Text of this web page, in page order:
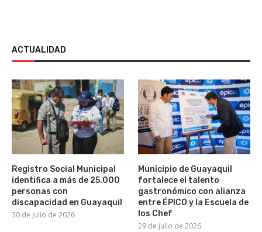
ACTUALIDAD
Registro Social Municipal
identifica a más de 25.000
personas con
discapacidad en Guayaquil
30 de julio de 2026
Municipio de Guayaquil
fortalece el talento
gastronómico con alianza
entre ÉPICO y la Escuela de
los Chef
29 de julio de 2026